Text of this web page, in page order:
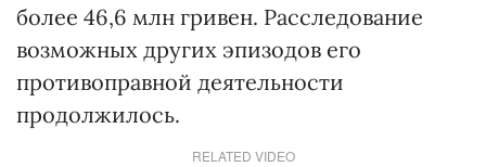
более 46,6 млн гривен. Расследование
возможных других эпизодов его
противоправной деятельности
продолжилось.
RELATED VIDEO